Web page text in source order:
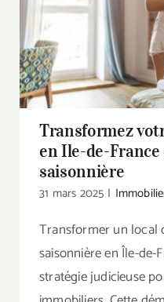
Transformez votre
de-France
Transformez
en Ile-de-
saisonnière
31 mars 2025 |
Transformer un local
saisonnière en Île-de-
stratégie judicieuse